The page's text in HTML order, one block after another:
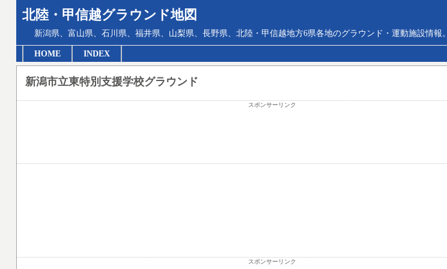
北陸・甲信越グラウンド地図
新潟県、富山県、石川県、福井県、山梨県、長野県、北陸・甲信越地方6県各地のグラウンド・運動施設情報。
HOME INDEX
新潟市立東特別支援学校グラウンド
スポンサーリンク
スポンサーリンク